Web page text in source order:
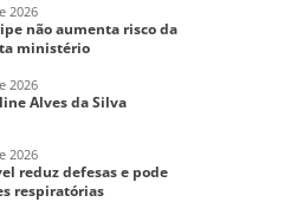
2026
não aumenta risco da
ministério
2026
Alves da Silva
2026
reduz defesas e pode
respiratórias